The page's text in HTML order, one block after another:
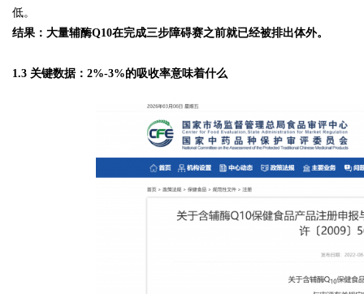
低。
结果：大量辅酶Q10在完成三步障碍赛之前就已经被排出体外。
1.3 关键数据：2%-3%的吸收率意味着什么